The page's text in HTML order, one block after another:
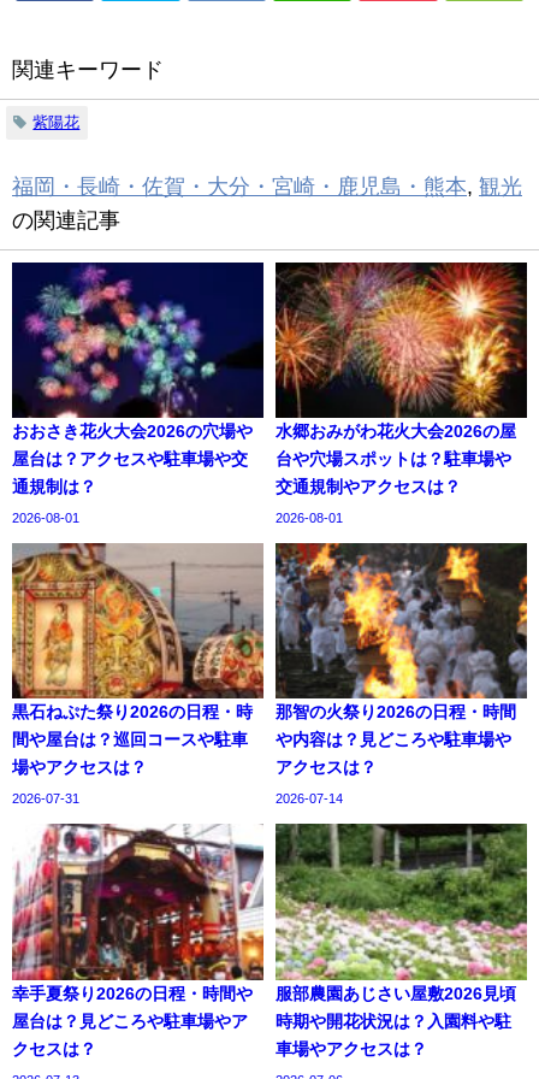
関連キーワード
紫陽花
福岡・長崎・佐賀・大分・宮崎・鹿児島・熊本, 観光
の関連記事
おおさき花火大会2026の穴場や
屋台は？アクセスや駐車場や交
通規制は？
2026-08-01
水郷おみがわ花火大会2026の屋
台や穴場スポットは？駐車場や
交通規制やアクセスは？
2026-08-01
黒石ねぷた祭り2026の日程・時
間や屋台は？巡回コースや駐車
場やアクセスは？
2026-07-31
那智の火祭り2026の日程・時間
や内容は？見どころや駐車場や
アクセスは？
2026-07-14
幸手夏祭り2026の日程・時間や
屋台は？見どころや駐車場やア
クセスは？
服部農園あじさい屋敷2026見頃
時期や開花状況は？入園料や駐
車場やアクセスは？